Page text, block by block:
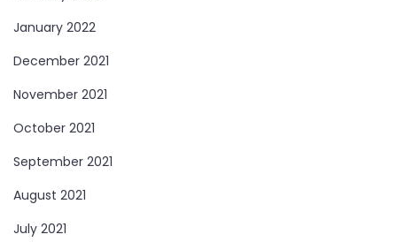
January 2022
December 2021
November 2021
October 2021
September 2021
August 2021
July 2021